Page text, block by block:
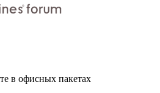
в офисных пакетах